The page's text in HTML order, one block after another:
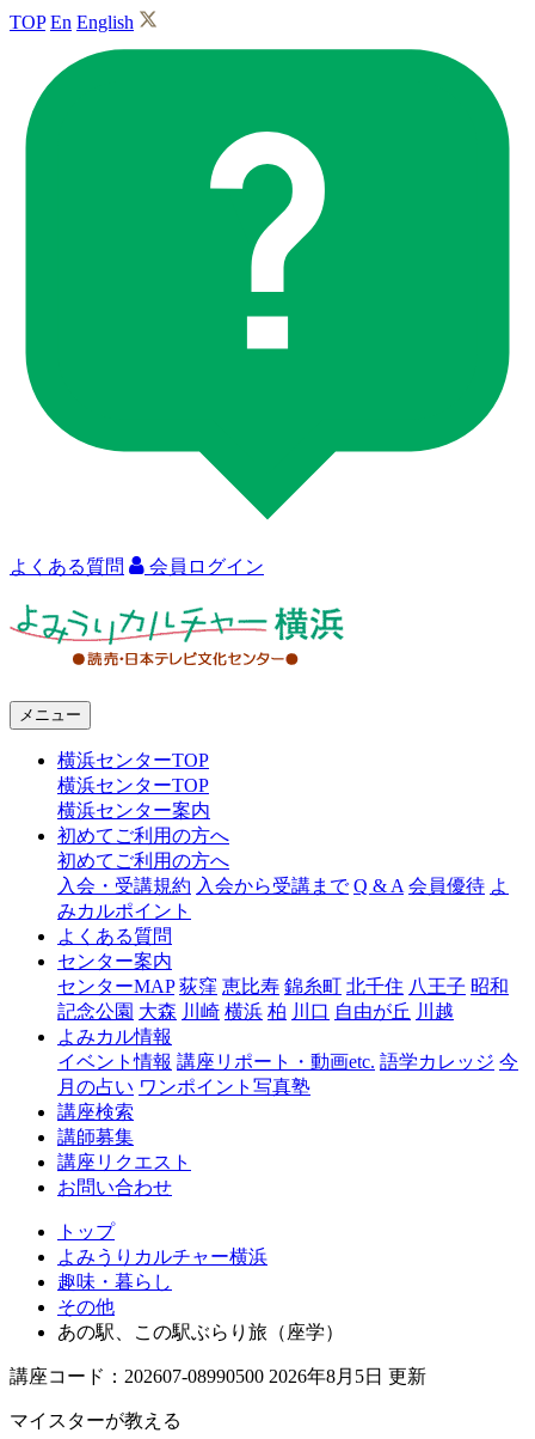
TOP En English
よくある質問 会員ログイン
ャ
浜
メニュー
横浜センターTOP
横浜センターTOP
横浜センター案内
初めてご利用の方へ
初めてご利用の方へ
入会・受講規約 入会から受講まで Q & A 会員優待 よ
みカルポイント
よくある質問
センター案内
センターMAP 荻窪 恵比寿 錦糸町 北千住 八王子 昭和
記念公園 大森 川崎 横浜 柏 川口 自由が丘 川越
よみカル情報
イベント情報 講座リポート・動画etc. 語学カレッジ 今
月の占い ワンポイント写真塾
講座検索
講師募集
講座リクエスト
お問い合わせ
トップ
よみうりカルチャー横浜
趣味・暮らし
その他
あの駅、この駅ぶらり旅（座学）
講座コード：202607-08990500 2026年8月5日 更新
マイスターが教える